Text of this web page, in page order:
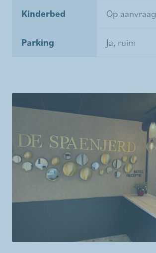
Kinderbed Op aanvraag
Parking Ja, ruim